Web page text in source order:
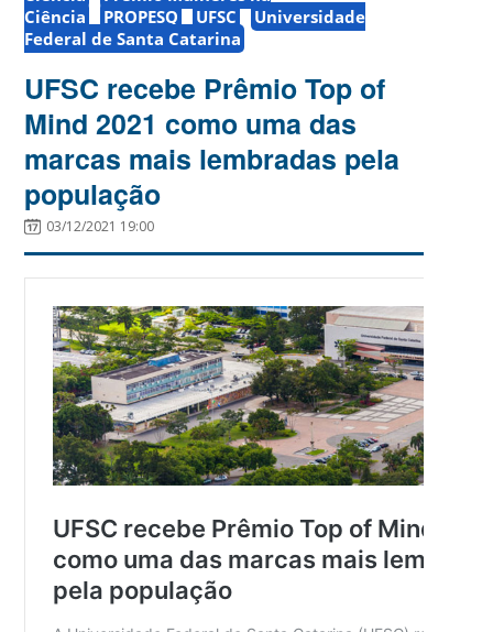
Ciência
PROPESQ UFSC
Universidade
Federal de Santa Catarina
UFSC recebe Prêmio Top of
Mind 2021 como uma das
marcas mais lembradas pela
população
03/12/2021 19:00